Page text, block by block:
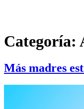
Categoría:
Más madres